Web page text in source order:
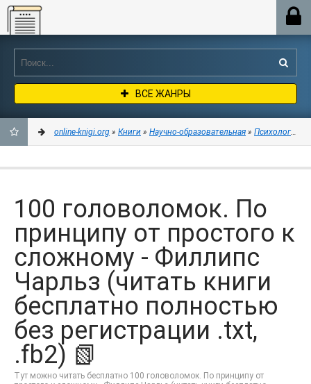
Online-knigi.org
ВСЕ ЖАНРЫ
ЗАКЛАДКИ
online-knigi.org » Книги » Научно-образовательная » Психология
100 головоломок. По
принципу от простого к
сложному - Филлипс
Чарльз (читать книги
бесплатно полностью
без регистрации .txt,
.fb2) 📗
Тут можно читать бесплатно 100 головоломок. По принципу от